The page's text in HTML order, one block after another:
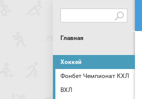
Главная
Хоккей
Фонбет Чемпионат КХЛ
ВХЛ